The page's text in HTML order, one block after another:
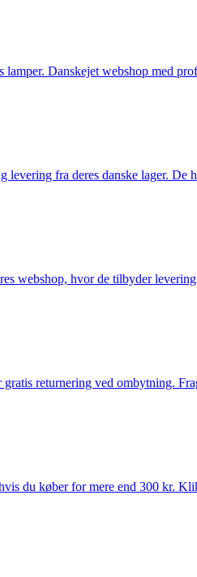
Danskejet webshop med
fra deres danske lager.
webshop, hvor de tilbyder
returnering ved ombytning.
du køber for mere end 300 kr.